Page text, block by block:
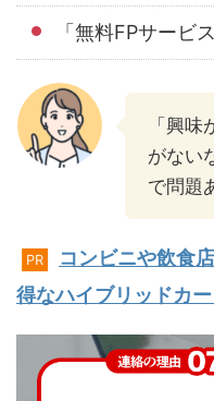
「無料FPサービ
「興
がない
で問題
PR
コンビニや飲食
得なハイブリッドカ